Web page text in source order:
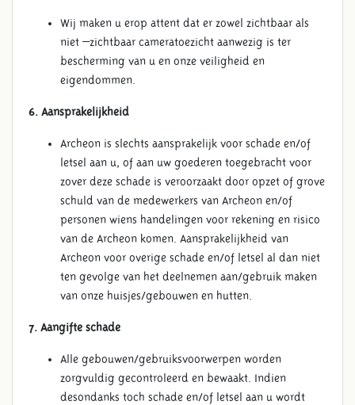
Wij maken u erop attent dat er zowel zichtbaar als
niet –zichtbaar cameratoezicht aanwezig is ter
bescherming van u en onze veiligheid en
eigendommen.
6. Aansprakelijkheid
Archeon is slechts aansprakelijk voor schade en/of
letsel aan u, of aan uw goederen toegebracht voor
zover deze schade is veroorzaakt door opzet of grove
schuld van de medewerkers van Archeon en/of
personen wiens handelingen voor rekening en risico
van de Archeon komen. Aansprakelijkheid van
Archeon voor overige schade en/of letsel al dan niet
ten gevolge van het deelnemen aan/gebruik maken
van onze huisjes/gebouwen en hutten.
7. Aangifte schade
Alle gebouwen/gebruiksvoorwerpen worden
zorgvuldig gecontroleerd en bewaakt. Indien
desondanks toch schade en/of letsel aan u wordt